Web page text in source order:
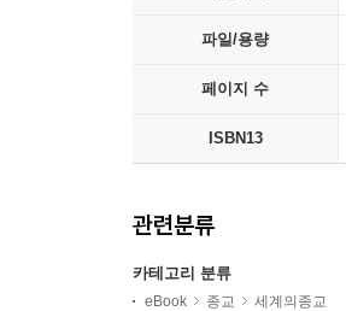
파일/용량
페이지 수
ISBN13
관련분류
카테고리 분류
eBook 종교 세계의종교